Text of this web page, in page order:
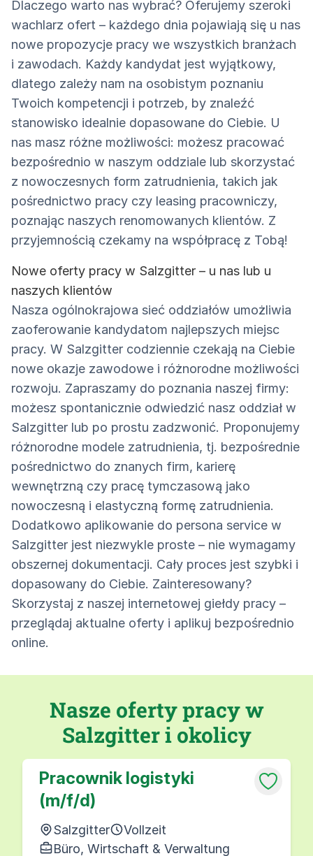
Dlaczego warto nas wybrać? Oferujemy szeroki
wachlarz ofert – każdego dnia pojawiają się u nas
nowe propozycje pracy we wszystkich branżach
i zawodach. Każdy kandydat jest wyjątkowy,
dlatego zależy nam na osobistym poznaniu
Twoich kompetencji i potrzeb, by znaleźć
stanowisko idealnie dopasowane do Ciebie. U
nas masz różne możliwości: możesz pracować
bezpośrednio w naszym oddziale lub skorzystać
z nowoczesnych form zatrudnienia, takich jak
pośrednictwo pracy czy leasing pracowniczy,
poznając naszych renomowanych klientów. Z
przyjemnością czekamy na współpracę z Tobą!
Nowe oferty pracy w Salzgitter – u nas lub u
naszych klientów
Nasza ogólnokrajowa sieć oddziałów umożliwia
zaoferowanie kandydatom najlepszych miejsc
pracy. W Salzgitter codziennie czekają na Ciebie
nowe okazje zawodowe i różnorodne możliwości
rozwoju. Zapraszamy do poznania naszej firmy:
możesz spontanicznie odwiedzić nasz oddział w
Salzgitter lub po prostu zadzwonić. Proponujemy
różnorodne modele zatrudnienia, tj. bezpośrednie
pośrednictwo do znanych firm, karierę
wewnętrzną czy pracę tymczasową jako
nowoczesną i elastyczną formę zatrudnienia.
Dodatkowo aplikowanie do persona service w
Salzgitter jest niezwykle proste – nie wymagamy
obszernej dokumentacji. Cały proces jest szybki i
dopasowany do Ciebie. Zainteresowany?
Skorzystaj z naszej internetowej giełdy pracy –
przeglądaj aktualne oferty i aplikuj bezpośrednio
online.
Nasze oferty pracy w
Salzgitter i okolicy
Pracownik logistyki
(m/f/d)
Salzgitter
Vollzeit
Büro, Wirtschaft & Verwaltung